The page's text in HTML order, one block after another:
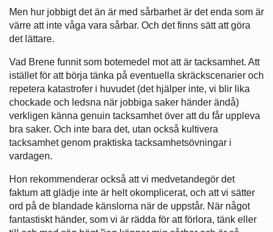
Men hur jobbigt det än är med sårbarhet är det enda som är
värre att inte våga vara sårbar. Och det finns sätt att göra
det lättare.
Vad Brene funnit som botemedel mot att är tacksamhet. Att
istället för att börja tänka på eventuella skräckscenarier och
repetera katastrofer i huvudet (det hjälper inte, vi blir lika
chockade och ledsna när jobbiga saker händer ändå)
verkligen känna genuin tacksamhet över att du får uppleva
bra saker. Och inte bara det, utan också kultivera
tacksamhet genom praktiska tacksamhetsövningar i
vardagen.
Hon rekommenderar också att vi medvetandegör det
faktum att glädje inte är helt okomplicerat, och att vi sätter
ord på de blandade känslorna när de uppstår. När något
fantastiskt händer, som vi är rädda för att förlora, tänk eller